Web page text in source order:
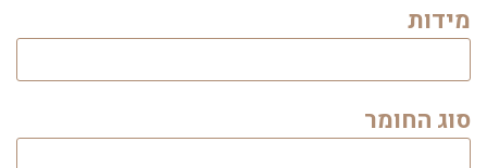
מידות
סוג החומר